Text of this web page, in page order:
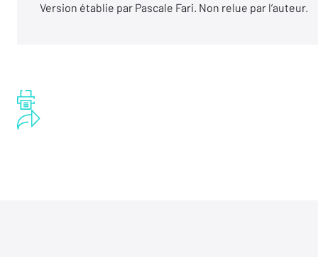
Version établie par Pascale Fari. Non relue par l’auteur.